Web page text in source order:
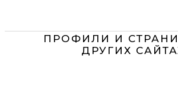
ПРОФИЛИ И
ДРУГИХ